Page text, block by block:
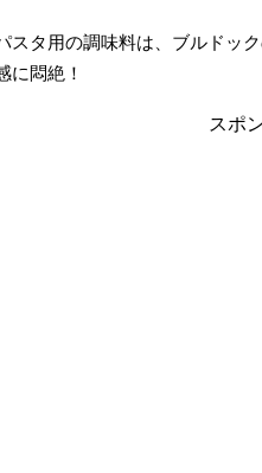
スタ用の調味料は、ブルドッ
に悶絶！
スポ